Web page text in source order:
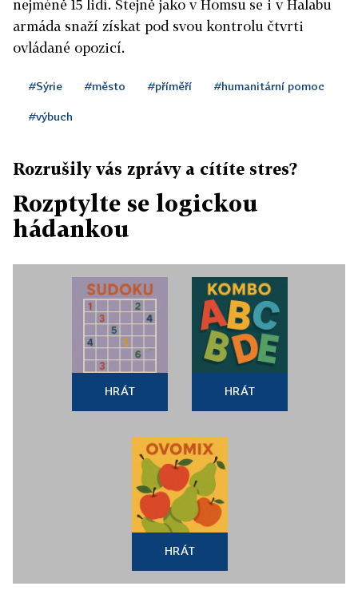
nejméně 15 lidí. Stejně jako v Homsu se i v Halabu
armáda snaží získat pod svou kontrolu čtvrti
ovládané opozicí.
#Sýrie #město #příměří #humanitární pomoc
#výbuch
Rozrušily vás zprávy a cítíte stres?
Rozptylte se logickou
hádankou
HRÁT HRÁT
HRÁT